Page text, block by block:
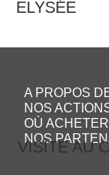
VISITE AU
ELYSÉE
A PROPOS
NOS
OÙ ACHETER
NOS